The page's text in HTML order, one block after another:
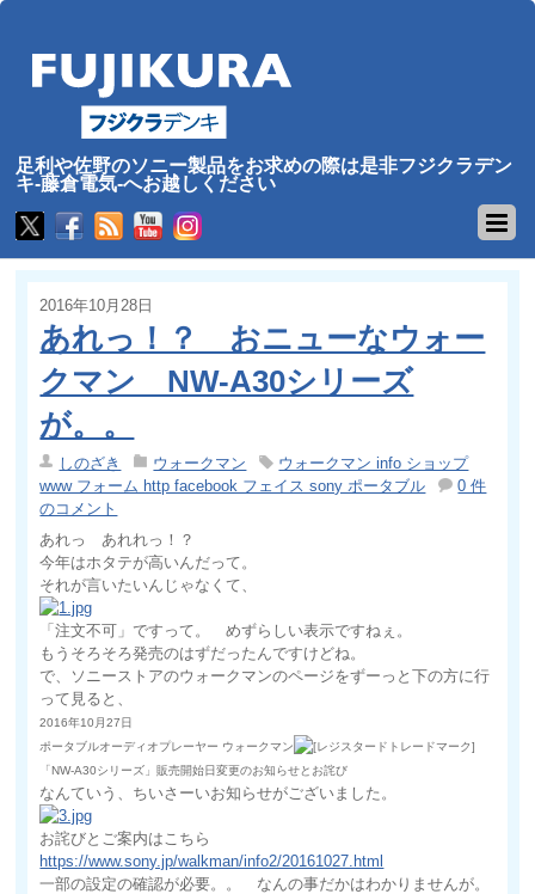
足利や佐野のソニー製品をお求めの際は是非フジクラデン
キ-藤倉電気-へお越しください
2016年10月28日
あれっ！？ おニューなウォー
クマン NW-A30シリーズ
が。。
しのざき ウォークマン
ウォークマン info ショップ
www フォーム http facebook フェイス sony ポータブル
0 件
のコメント
あれっ あれれっ！？
今年はホタテが高いんだって。
それが言いたいんじゃなくて、
「注文不可」ですって。 めずらしい表示ですねぇ。
もうそろそろ発売のはずだったんですけどね。
で、ソニーストアのウォークマンのページをずーっと下の方に行
って見ると、
2016年10月27日
ポータブルオーディオプレーヤー ウォークマン
「NW-A30シリーズ」販売開始日変更のお知らせとお詫び
なんていう、ちいさーいお知らせがございました。
お詫びとご案内はこちら
https://www.sony.jp/walkman/info2/20161027.html
一部の設定の確認が必要。。 なんの事だかはわかりませんが。